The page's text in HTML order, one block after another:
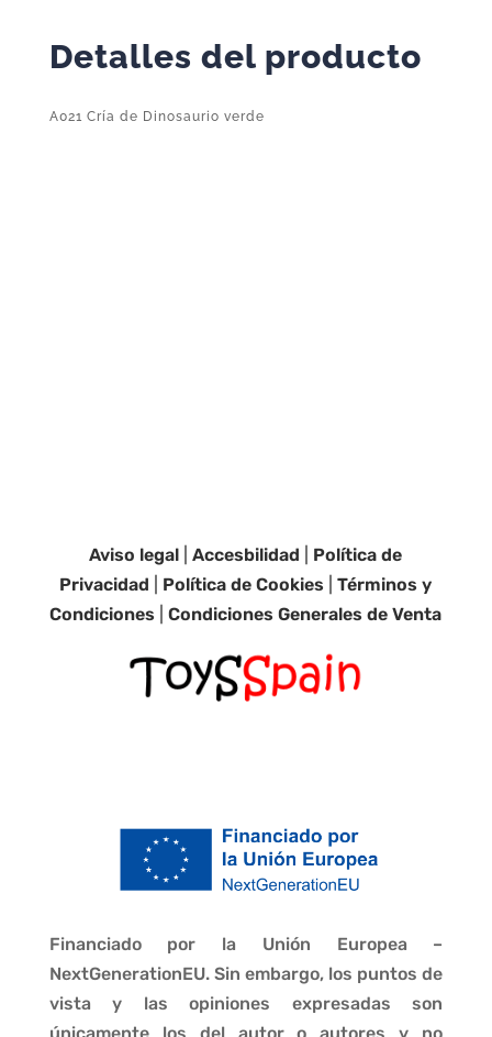
Detalles del producto
A021 Cría de Dinosaurio verde
Aviso legal |Accesbilidad
Política de
Privacidad
Política de Cookies |Términos y
Condiciones |Condiciones Generales de Venta
Financiado por la Unión Europea –
NextGenerationEU. Sin embargo, los puntos de
vista y las opiniones expresadas son
únicamente los del autor o autores y no